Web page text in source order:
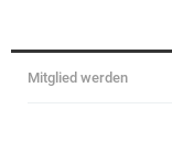
Mitglied werden